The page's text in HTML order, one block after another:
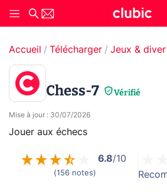
Accueil Télécharger Jeux &
Chess-7 Vérifié
Mise à jour : 30/07/2026
Jouer aux échecs
6.8/10
(156 notes)